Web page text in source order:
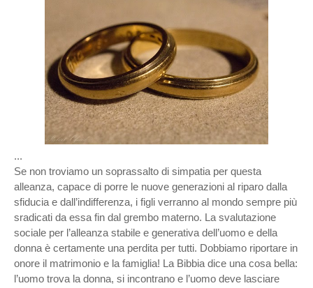
...
Se non troviamo un soprassalto di simpatia per questa
alleanza, capace di porre le nuove generazioni al riparo dalla
sfiducia e dall’indifferenza, i figli verranno al mondo sempre più
sradicati da essa fin dal grembo materno. La svalutazione
sociale per l’alleanza stabile e generativa dell’uomo e della
donna è certamente una perdita per tutti. Dobbiamo riportare in
onore il matrimonio e la famiglia! La Bibbia dice una cosa bella:
l’uomo trova la donna, si incontrano e l’uomo deve lasciare